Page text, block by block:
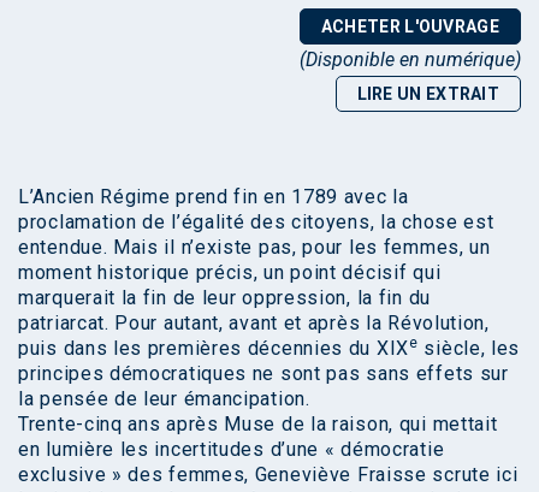
ACHETER L'OUVRAGE
(Disponible en numérique)
LIRE UN EXTRAIT
L’Ancien Régime prend fin en 1789 avec la
proclamation de l’égalité des citoyens, la chose est
entendue. Mais il n’existe pas, pour les femmes, un
moment historique précis, un point décisif qui
marquerait la fin de leur oppression, la fin du
patriarcat. Pour autant, avant et après la Révolution,
puis dans les premières décennies du XIXe siècle, les
principes démocratiques ne sont pas sans effets sur
la pensée de leur émancipation.
Trente-cinq ans après Muse de la raison, qui mettait
en lumière les incertitudes d’une « démocratie
exclusive » des femmes, Geneviève Fraisse scrute ici